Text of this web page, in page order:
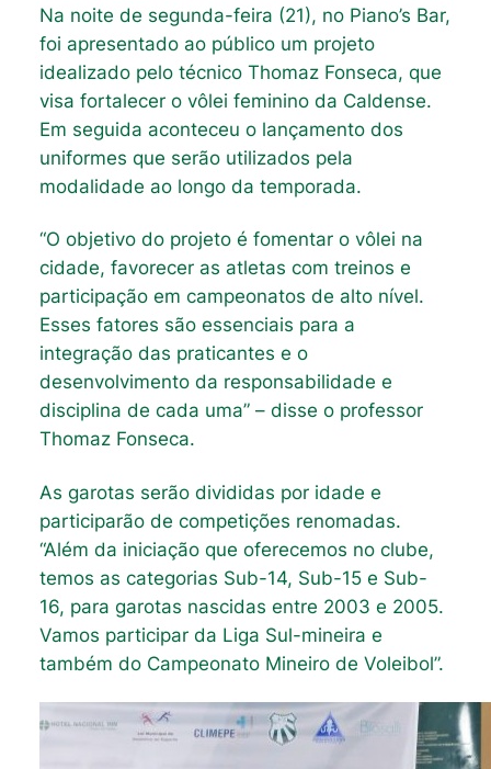
Na noite de segunda-feira (21), no Piano’s Bar,
foi apresentado ao público um projeto
idealizado pelo técnico Thomaz Fonseca, que
visa fortalecer o vôlei feminino da Caldense.
Em seguida aconteceu o lançamento dos
uniformes que serão utilizados pela
modalidade ao longo da temporada.
“O objetivo do projeto é fomentar o vôlei na
cidade, favorecer as atletas com treinos e
participação em campeonatos de alto nível.
Esses fatores são essenciais para a
integração das praticantes e o
desenvolvimento da responsabilidade e
disciplina de cada uma” – disse o professor
Thomaz Fonseca.
As garotas serão divididas por idade e
participarão de competições renomadas.
“Além da iniciação que oferecemos no clube,
temos as categorias Sub-14, Sub-15 e Sub-
16, para garotas nascidas entre 2003 e 2005.
Vamos participar da Liga Sul-mineira e
também do Campeonato Mineiro de Voleibol”.